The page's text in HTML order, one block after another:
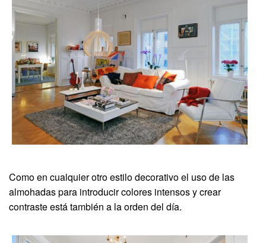
Como en cualquier otro estilo decorativo el uso de las
almohadas para introducir colores intensos y crear
contraste está también a la orden del día.